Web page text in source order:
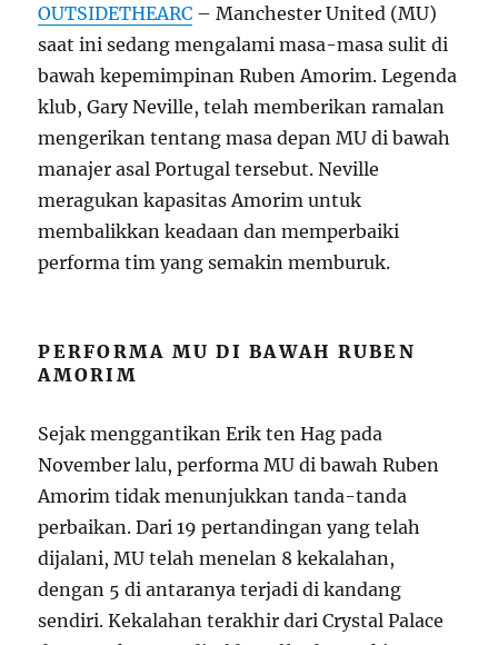
OUTSIDETHEARC – Manchester United (MU)
saat ini sedang mengalami masa-masa sulit di
bawah kepemimpinan Ruben Amorim. Legenda
klub, Gary Neville, telah memberikan ramalan
mengerikan tentang masa depan MU di bawah
manajer asal Portugal tersebut. Neville
meragukan kapasitas Amorim untuk
membalikkan keadaan dan memperbaiki
performa tim yang semakin memburuk.
PERFORMA MU DI BAWAH RUBEN
AMORIM
Sejak menggantikan Erik ten Hag pada
November lalu, performa MU di bawah Ruben
Amorim tidak menunjukkan tanda-tanda
perbaikan. Dari 19 pertandingan yang telah
dijalani, MU telah menelan 8 kekalahan,
dengan 5 di antaranya terjadi di kandang
sendiri. Kekalahan terakhir dari Crystal Palace